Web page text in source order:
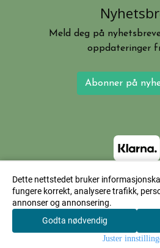
Søk
Meld deg på
oppdateringer
Abonner på
Dette nettstedet bruker
fungere korrekt, analysere trafikk,
annonser og annonsering.
Godta nødvendig
Juster